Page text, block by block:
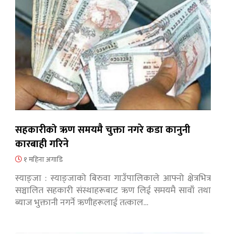
सहकारीको ऋण समयमै चुक्ता नगरे कडा कानुनी
कारबाही गरिने
१ महिना अगाडि
स्याङ्जा : स्याङ्जाको बिरुवा गाउँपालिकाले आफ्नो क्षेत्रभित्र
सञ्चालित सहकारी संस्थाहरूबाट ऋण लिई समयमै सावाँ तथा
ब्याज भुक्तानी नगर्ने ऋणीहरूलाई तत्काल…